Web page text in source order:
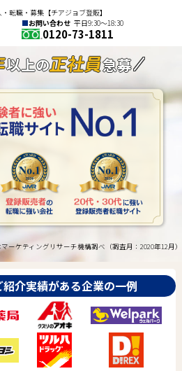
転職・募集【チアジョブ登販】
お問い合わせ 平日9:30〜18:30
0120-73-1811
以上の正社員急募
ーケティングリサーチ機構調べ（調査月：2020年12月）
介実績がある企業の一例